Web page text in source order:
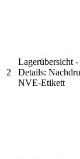
2
Lagerübersicht
Details:
NVE-Etikett